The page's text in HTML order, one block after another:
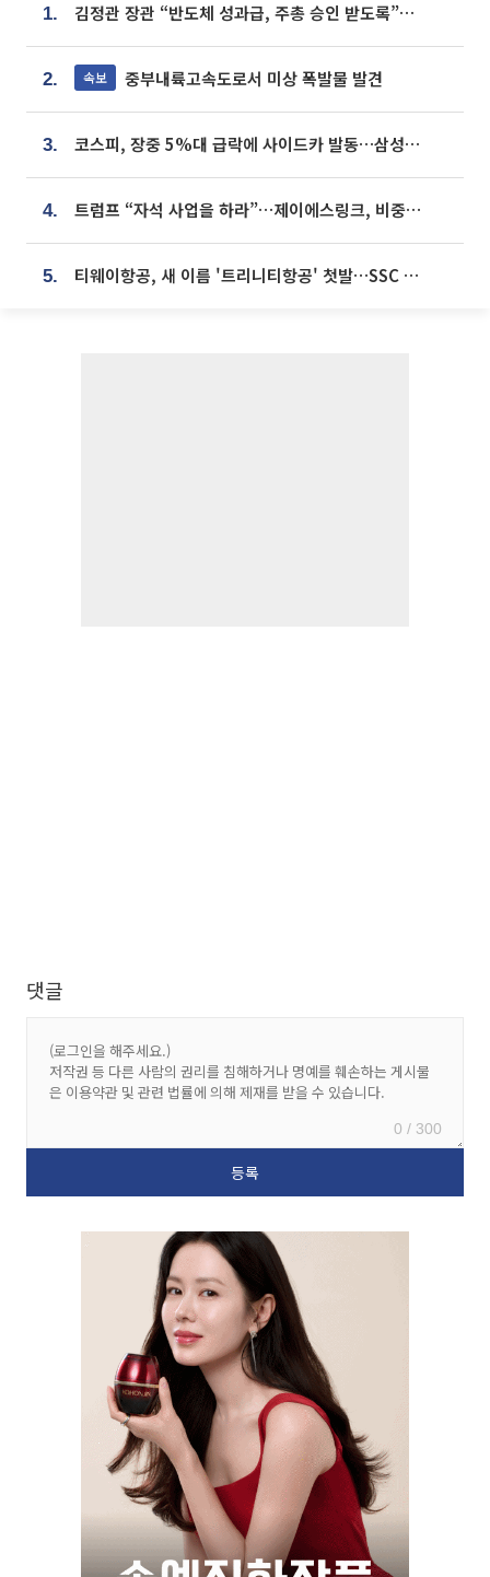
1. 김정관 장관 “반도체 성과급, 주총 승인 받도록”…상법·자본시장법 개정 시사
2. 속보 중부내륙고속도로서 미상 폭발물 발견
3. 코스피, 장중 5%대 급락에 사이드카 발동…삼성·SK 동반 폭락
4. 트럼프 “자석 사업을 하라”…제이에스링크, 비중국 영구자석 공급망 구축 속도
5. 티웨이항공, 새 이름 '트리니티항공' 첫발…SSC 전략 본격화
댓글
0 / 300